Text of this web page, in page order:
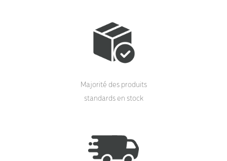
Majorité des produits
standards en stock